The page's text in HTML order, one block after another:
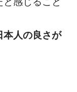
本人の良さが